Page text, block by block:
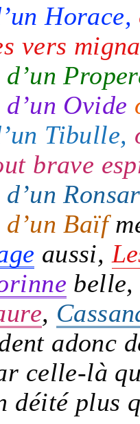
Horace,
vers
d’un
Ovide
Tibulle,
brave
Baïf
aussi,
belle
,
adonc
celle-là
déitéplus